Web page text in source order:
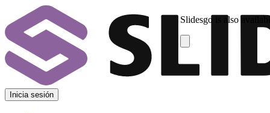
Slidesgo is also
Inicia sesión